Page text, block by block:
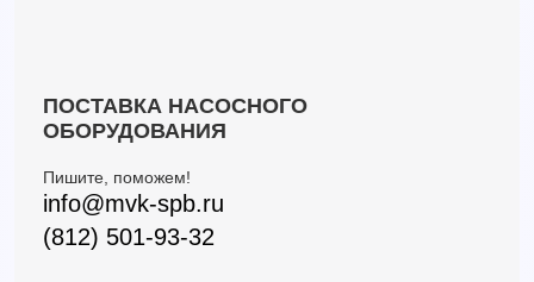
ПОСТАВКА НАСОСНОГО
ОБОРУДОВАНИЯ
Пишите, поможем!
info@mvk-spb.ru
(812) 501-93-32